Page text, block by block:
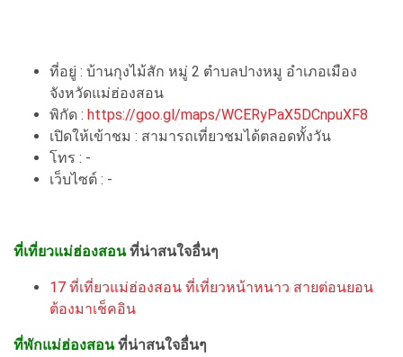
ที่อยู่ : บ้านกุงไม้สัก หมู่ 2 ตำบลปางหมู อำเภอเมือง
จังหวัดแม่ฮ่องสอน
พิกัด : https://goo.gl/maps/WCERyPaX5DCnpuXF8
เปิดให้เข้าชม : สามารถเที่ยวชมได้ตลอดทั้งวัน
โทร : -
เว็บไซต์ : -
ที่เที่ยวแม่ฮ่องสอนที่น่าสนใจอื่นๆ
17 ที่เที่ยวแม่ฮ่องสอน ที่เที่ยวหน้าหนาว สายต่อนยอน
ต้องมาเช็คอิน
ที่พักแม่ฮ่องสอนที่น่าสนใจอื่นๆ